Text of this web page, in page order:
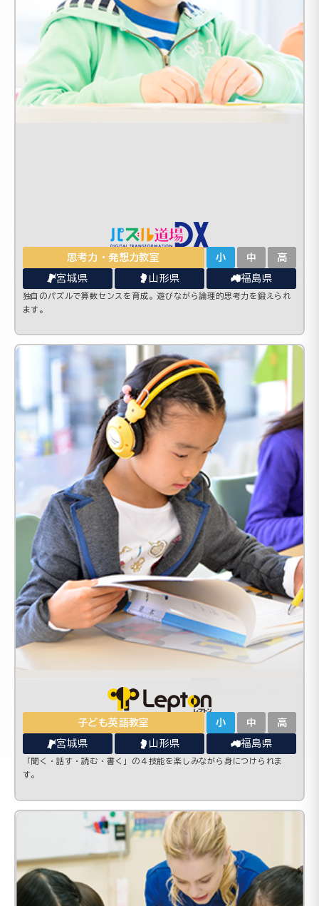
思考力・発想力教室 小 中 高
宮城県 山形県 福島県
独自のパズルで算数センスを育成。遊びながら論理的思考力を鍛えられ
ます。
子ども英語教室 小 中 高
宮城県 山形県 福島県
「聞く・話す・読む・書く」の４技能を楽しみながら身につけられま
す。